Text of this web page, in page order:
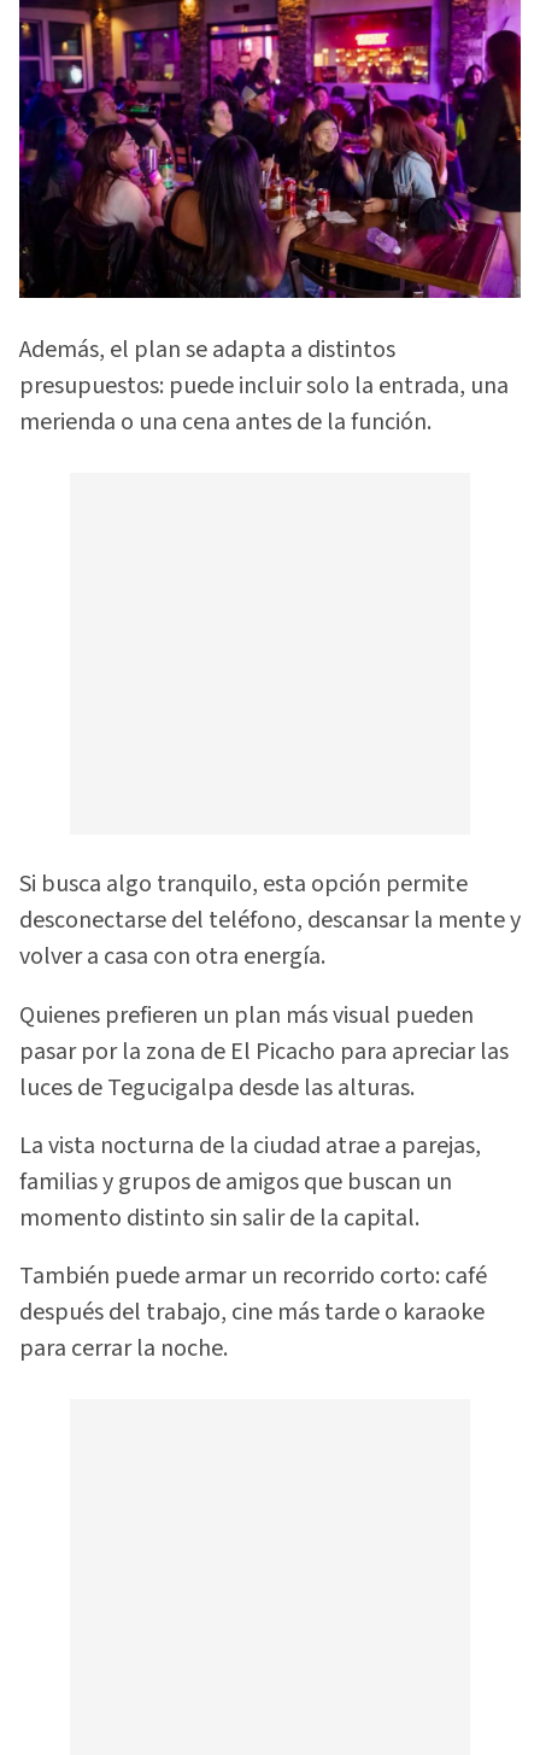
Además, el plan se adapta a distintos
presupuestos: puede incluir solo la entrada, una
merienda o una cena antes de la función.
Si busca algo tranquilo, esta opción permite
desconectarse del teléfono, descansar la mente y
volver a casa con otra energía.
Quienes prefieren un plan más visual pueden
pasar por la zona de El Picacho para apreciar las
luces de Tegucigalpa desde las alturas.
La vista nocturna de la ciudad atrae a parejas,
familias y grupos de amigos que buscan un
momento distinto sin salir de la capital.
También puede armar un recorrido corto: café
después del trabajo, cine más tarde o karaoke
para cerrar la noche.